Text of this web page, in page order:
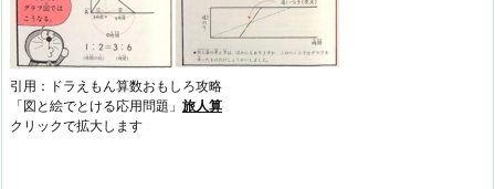
引用：ドラえもん算数おもしろ攻略
「図と絵でとける応用問題」 旅人算
クリックで拡大します